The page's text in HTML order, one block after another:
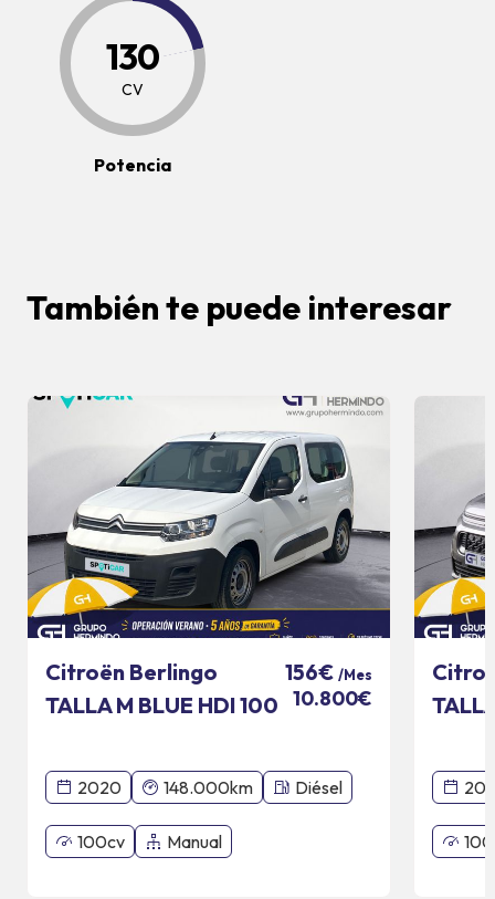
130
CV
Potencia
También te puede interesar
Citroën Berlingo
TALLA M BLUE HDI 100
156€ /Mes
10.800€
2020 148.000km Diésel
100cv Manual